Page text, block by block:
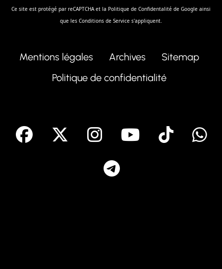
Ce site est protégé par reCAPTCHA et la Politique de Confidentalité de Google ainsi
que les Conditions de Service s'appliquent.
Mentions légales Archives
Sitemap
Politique de confidentialité
facebook Instagram
Youtube
Tik